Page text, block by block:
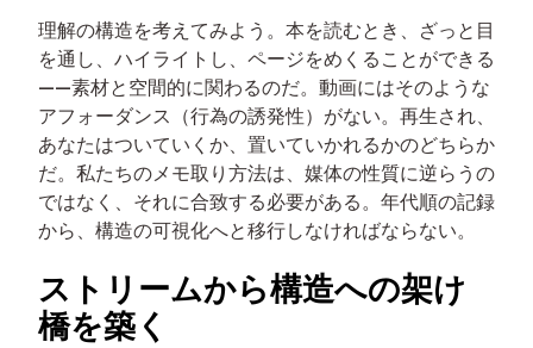
理解の構造を考えてみよう。本を読むとき、ざっと目
を通し、ハイライトし、ページをめくることができる
——素材と空間的に関わるのだ。動画にはそのような
アフォーダンス（行為の誘発性）がない。再生され、
あなたはついていくか、置いていかれるかのどちらか
だ。私たちのメモ取り方法は、媒体の性質に逆らうの
ではなく、それに合致する必要がある。年代順の記録
から、構造の可視化へと移行しなければならない。
ストリームから構造への架け
橋を築く